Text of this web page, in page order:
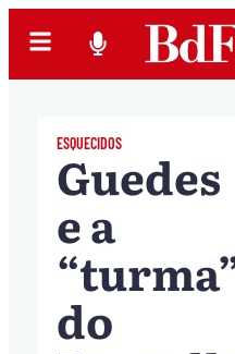
ESQUECIDOS
Guedes
e a
do